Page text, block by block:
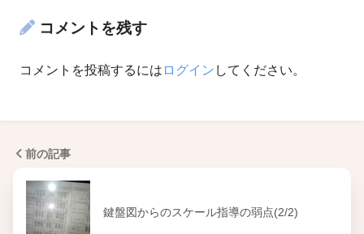
コメントを残す
コメントを投稿するには ログイン してください。
前の記事
鍵盤図からのスケール指導の弱点(2/2)